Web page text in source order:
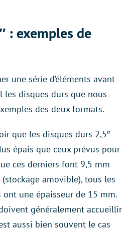
: exemples de
une série d’éléments avant
disques durs que nous
des deux formats.
que les disques durs 2,5″
épais que ceux prévus pour
ces derniers font 9,5 mm
amovible), tous les
une épaisseur de 15 mm.
généralement accueillir
aussi bien souvent le cas